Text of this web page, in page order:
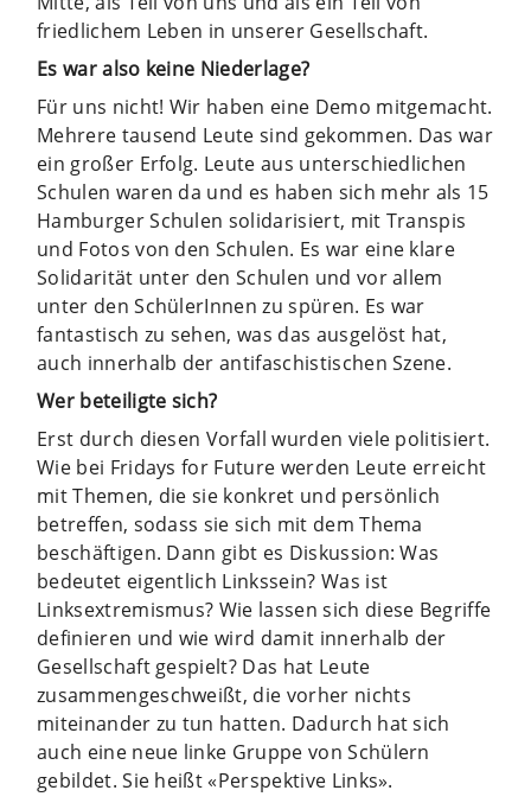
friedlichem Leben in unserer Gesellschaft.
Es war also keine Niederlage?
Für uns nicht! Wir haben eine Demo mitgemacht.
Mehrere tausend Leute sind gekommen. Das war
ein großer Erfolg. Leute aus unterschiedlichen
Schulen waren da und es haben sich mehr als 15
Hamburger Schulen solidarisiert, mit Transpis
und Fotos von den Schulen. Es war eine klare
Solidarität unter den Schulen und vor allem
unter den SchülerInnen zu spüren. Es war
fantastisch zu sehen, was das ausgelöst hat,
auch innerhalb der antifaschistischen Szene.
Wer beteiligte sich?
Erst durch diesen Vorfall wurden viele politisiert.
Wie bei Fridays for Future werden Leute erreicht
mit Themen, die sie konkret und persönlich
betreffen, sodass sie sich mit dem Thema
beschäftigen. Dann gibt es Diskussion: Was
bedeutet eigentlich Linkssein? Was ist
Linksextremismus? Wie lassen sich diese Begriffe
definieren und wie wird damit innerhalb der
Gesellschaft gespielt? Das hat Leute
zusammengeschweißt, die vorher nichts
miteinander zu tun hatten. Dadurch hat sich
auch eine neue linke Gruppe von Schülern
gebildet. Sie heißt «Perspektive Links».